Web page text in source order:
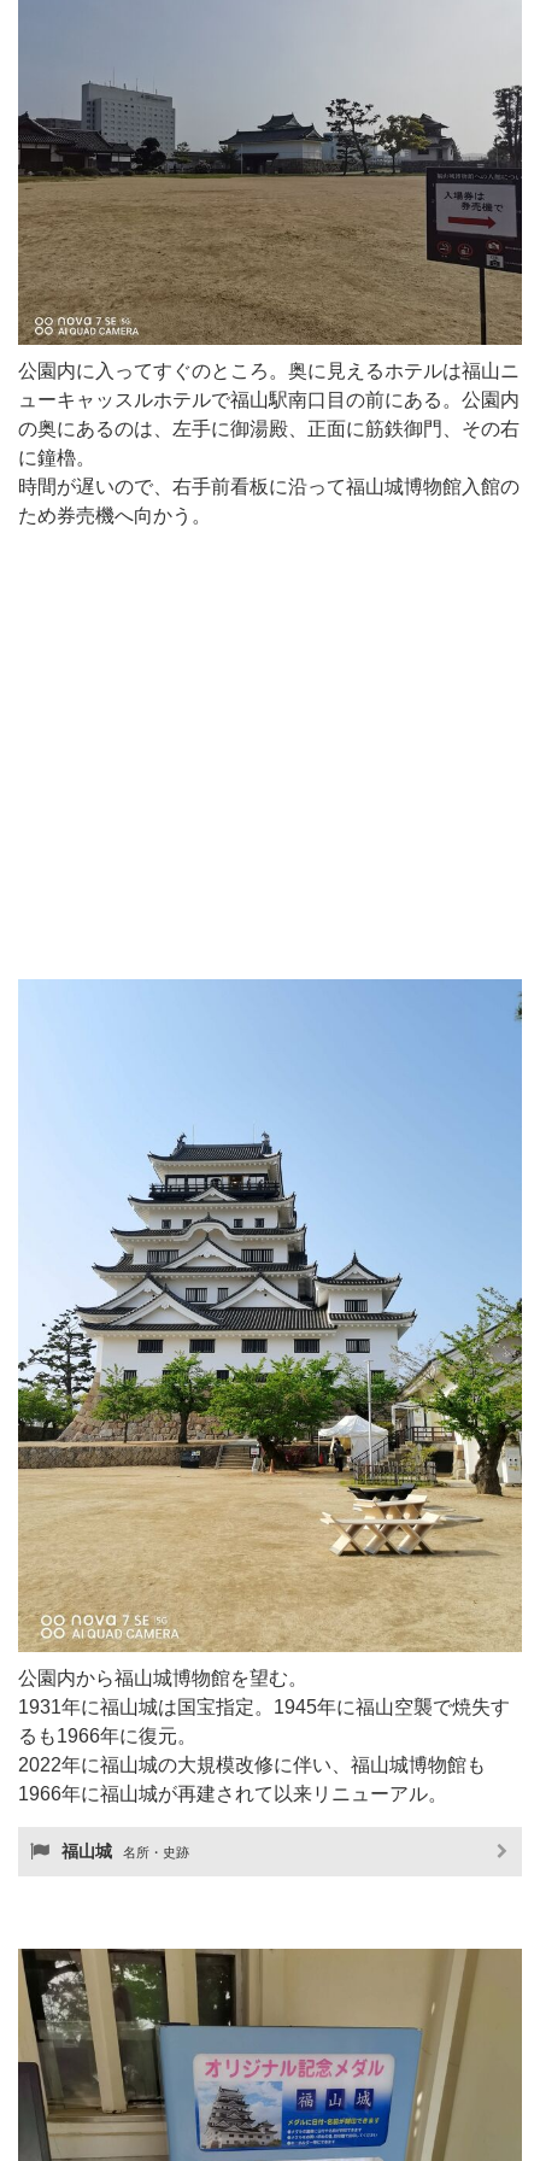
公園内に入ってすぐのところ。奥に見えるホテルは福山ニ
ューキャッスルホテルで福山駅南口目の前にある。公園内
の奥にあるのは、左手に御湯殿、正面に筋鉄御門、その右
に鐘櫓。
時間が遅いので、右手前看板に沿って福山城博物館入館の
ため券売機へ向かう。
公園内から福山城博物館を望む。
1931年に福山城は国宝指定。1945年に福山空襲で焼失す
るも1966年に復元。
2022年に福山城の大規模改修に伴い、福山城博物館も
1966年に福山城が再建されて以来リニューアル。
福山城 名所・史跡